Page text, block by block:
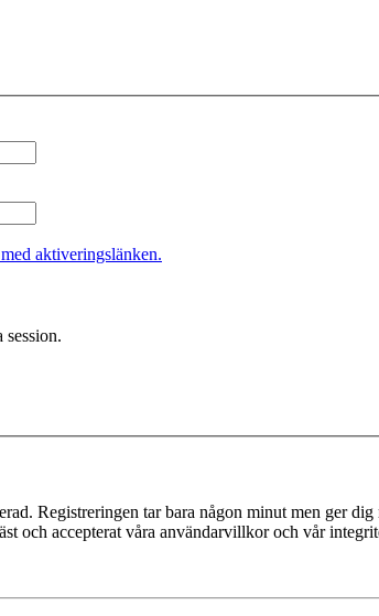
aktiveringslänken.
Registreringen tar bara någon minut men ger
och accepterat våra användarvillkor och vår